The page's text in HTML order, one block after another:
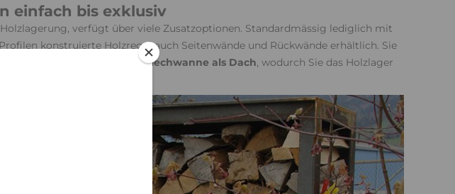
einfach bis exklusiv
verfügt über viele Zusatzoptionen. Standardmässig lediglich mit
konstruierte Holzregal auch Seitenwände und Rückwände erhältlich. Sie
Optional gibt es eineBlechwanne als Dach, wodurch Sie das Holzlager